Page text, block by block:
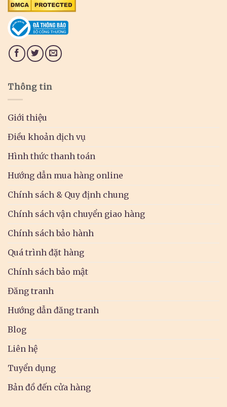
Thông tin
Giới thiệu
Điều khoản dịch vụ
Hình thức thanh toán
Hướng dẫn mua hàng online
Chính sách & Quy định chung
Chính sách vận chuyển giao hàng
Chính sách bảo hành
Quá trình đặt hàng
Chính sách bảo mật
Đăng tranh
Hướng dẫn đăng tranh
Blog
Liên hệ
Tuyển dụng
Bản đồ đến cửa hàng